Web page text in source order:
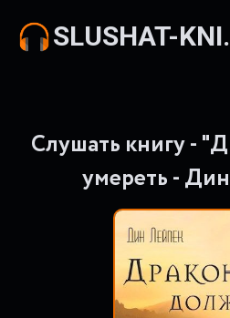
Слушать книгу -
умереть -